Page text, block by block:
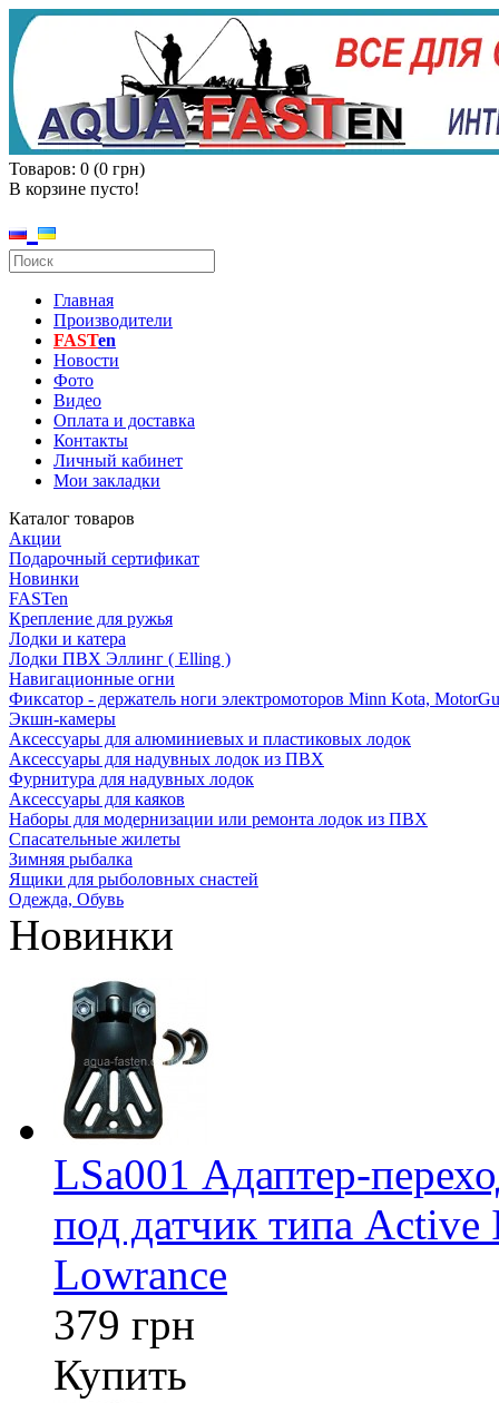
Товаров: 0 (0 грн)
В корзине пусто!
Главная
Производители
FASTen
Новости
Фото
Видео
Оплата и доставка
Контакты
Личный кабинет
Мои закладки
Каталог товаров
Акции
Подарочный сертификат
Новинки
FASTen
Крепление для ружья
Лодки и катера
Лодки ПВХ Эллинг ( Elling )
Навигационные огни
Фиксатор - держатель ноги электромоторов Minn Kota,
Экшн-камеры
Аксессуары для алюминиевых и пластиковых лодок
Аксессуары для надувных лодок из ПВХ
Фурнитура для надувных лодок
Аксессуары для каяков
Наборы для модернизации или ремонта лодок из ПВХ
Спасательные жилеты
Зимняя рыбалка
Ящики для рыболовных снастей
Одежда, Обувь
Новинки
LSa001 Адаптер-
под датчик типа Active
Lowrance
379 грн
Купить